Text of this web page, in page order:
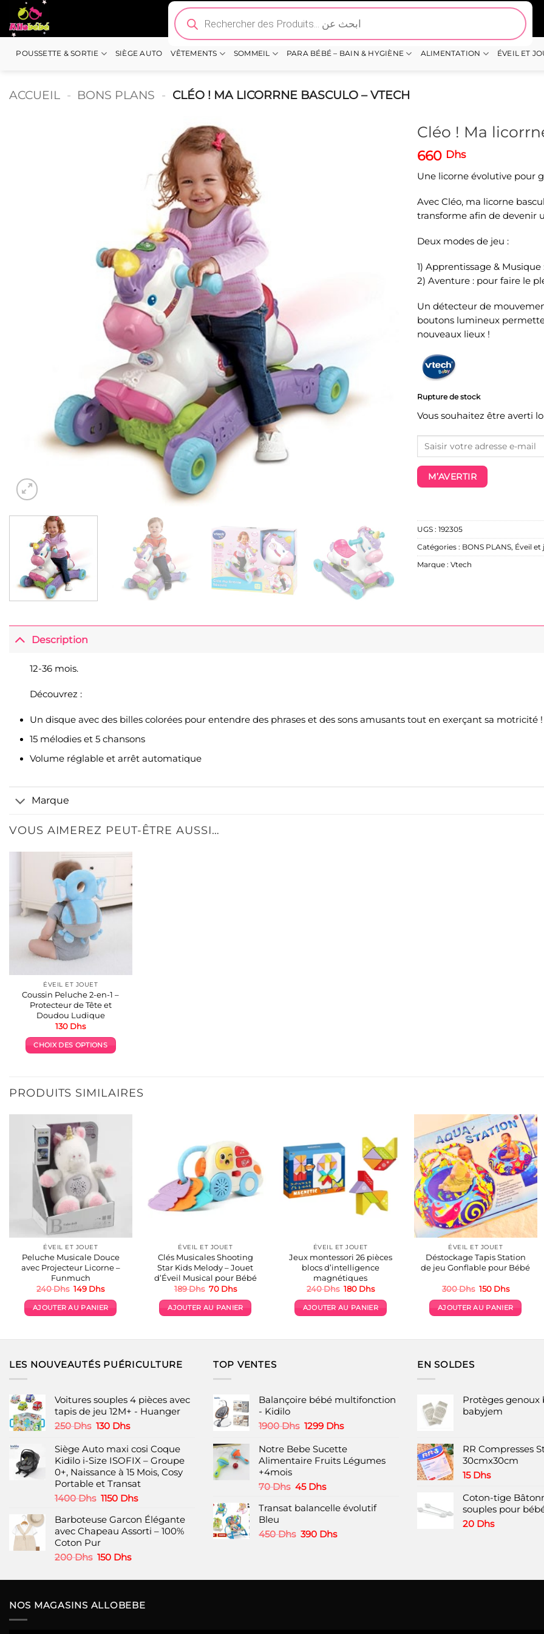
Passer
au
contenu
Recherche
de
produits
POUSSETTE & SORTIE SIÈGE AUTO VÊTEMENTS SOMMEIL PARA BÉBÉ – BAIN & HYGIÈNE ALIMENTATION ÉVEIL ET
ACCUEIL - BONS PLANS - CLÉO ! MA LICORRNE BASCULO – VTECH
Cléo ! Ma
660 Dhs
Une licorne évolutive pour
Avec Cléo, ma licorne
transforme afin de devenir
Deux modes de jeu :
1) Apprentissage &
2) Aventure : pour faire le
Un détecteur de
boutons lumineux
nouveaux lieux !
Rupture de stock
Vous souhaitez être averti
M’AVERTIR
UGS : 192305
Catégories : BONS PLANS, Éveil et
Marque : Vtech
Description
12-36 mois.
Découvrez :
Un disque avec des billes colorées pour entendre des phrases et des sons amusants tout en exerçant sa motricité !
15 mélodies et 5 chansons
Volume réglable et arrêt automatique
Marque
VOUS AIMEREZ PEUT-ÊTRE AUSSI…
ÉVEIL ET JOUET
Coussin Peluche 2-en-1 –
Protecteur de Tête et
Doudou Ludique
130 Dhs
CHOIX DES OPTIONS
plusieurs
Les
options
peuvent
être
choisies
sur
la
page
du
produit
PRODUITS SIMILAIRES
ÉVEIL ET JOUET
Peluche Musicale Douce
avec Projecteur Licorne –
Funmuch
240Dhs Le
initial
était :
149 DhsLe
actuel
est :
AJOUTER AU PANIER
ÉVEIL ET JOUET
Clés Musicales Shooting
Star Kids Melody – Jouet
d’Éveil Musical pour Bébé
189Dhs Le
initial
était :
70 DhsLe
actuel
est :
AJOUTER AU PANIER
ÉVEIL ET JOUET
Jeux montessori 26 pièces
blocs d’intelligence
magnétiques
240Dhs Le
initial
était :
180 DhsLe
actuel
est :
AJOUTER AU PANIER
ÉVEIL ET JOUET
Déstockage Tapis Station
de jeu Gonflable pour Bébé
300Dhs Le
initial
était :
150 DhsLe
actuel
est :
AJOUTER AU PANIER
LES NOUVEAUTÉS PUÉRICULTURE
Voitures souples 4 pièces avec
tapis de jeu 12M+ - Huanger
250Dhs Le
initial
était :
250 Dhs.
130 DhsLe
actuel
est :
130 Dhs.
Siège Auto maxi cosi Coque
Kidilo i-Size ISOFIX – Groupe
0+, Naissance à 15 Mois, Cosy
Portable et Transat
1400Dhs Le
initial
était :
1400 Dhs.
1150 DhsLe
actuel
est :
Barboteuse Garcon Élégante
avec Chapeau Assorti – 100%
Coton Pur
200Dhs Le
initial
200 Dhs.
150 DhsLe
actuel
150 Dhs.
TOP VENTES
Balançoire bébé multifonction
- Kidilo
1900Dhs Le
initial
était :
1299 DhsLe
actuel
est :
Notre Bebe Sucette
Alimentaire Fruits Légumes
+4mois
70Dhs Le
initial
70 Dhs.
45 DhsLe
actuel
45 Dhs.
Transat balancelle évolutif
Bleu
450Dhs Le
450 Dhs.
390 DhsLe
390 Dhs.
EN SOLDES
Protèges genoux
babyjem
RR Compresses
30cmx30cm
15 Dhs
Coton-tige
souples pour
20 Dhs
NOS MAGASINS ALLOBEBE